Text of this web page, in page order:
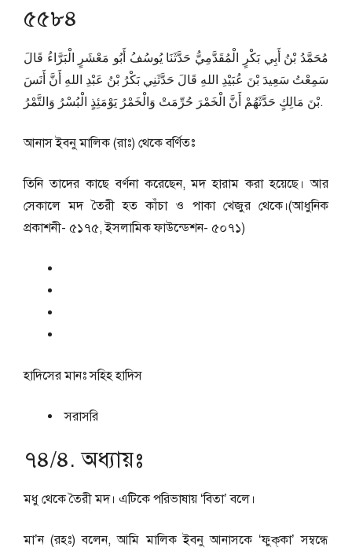
৫৫৮৪
مُحَمَّدُ بْنُ أَبِي بَكْرٍ الْمُقَدَّمِيُّ حَدَّثَنَا يُوسُفُ أَبُو مَعْشَرٍ الْبَرَّاءُ قَالَ
سَمِعْتُ سَعِيدَ بْنَ عُبَيْدِ اللهِ قَالَ حَدَّثَنِي بَكْرُ بْنُ عَبْدِ اللهِ أَنَّ أَنَسَ
بْنَ مَالِكٍ حَدَّثَهُمْ أَنَّ الْخَمْرَ حُرِّمَتْ وَالْخَمْرُ يَوْمَئِذٍ الْبُسْرُ وَالتَّمْرُ.
আনাস ইবনু মালিক (রাঃ) থেকে বর্ণিতঃ
তিনি তাদের কাছে বর্ণনা করেছেন, মদ হারাম করা হয়েছে। আর
সেকালে মদ তৈরী হত কাঁচা ও পাকা খেজুর থেকে।(আধুনিক
প্রকাশনী- ৫১৭৫, ইসলামিক ফাউন্ডেশন- ৫০৭১)
হাদিসের মানঃসহিহ হাদিস
সরাসরি
৭৪/৪. অধ্যায়ঃ
মধু থেকে তৈরী মদ। এটিকে পরিভাষায় ‘বিতা’ বলে।
মা’ন (রহঃ) বলেন, আমি মালিক ইবনু আনাসকে ‘ফুক্‌কা’ সম্বন্ধে